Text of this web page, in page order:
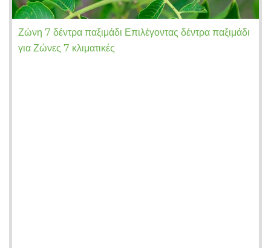
Ζώνη 7 δέντρα παξιμάδι Επιλέγοντας δέντρα παξιμάδι
για Ζώνες 7 κλιματικές